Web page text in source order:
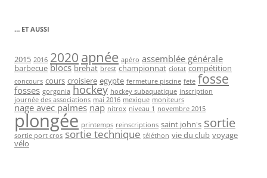
… ET AUSSI
2015 2016 2020 apnée apéro assemblée générale
barbecue blocs brehat brest championnat ciotat compétition
concours cours croisiere egypte fermeture piscine fete fosse
fosses gorgonia hockey hockey subaquatique inscription
journée des associations mai 2016 mexique moniteurs
nage avec palmes nap nitrox niveau 1 novembre 2015
plongée printemps reinscriptions saint john's sortie
sortie port cros sortie technique téléthon vie du club voyage
vélo